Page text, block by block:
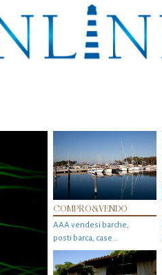
COMPRO&VENDO
AAA vendesi barche,
posti barca, case…